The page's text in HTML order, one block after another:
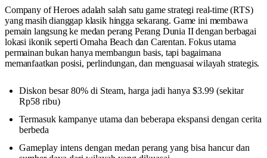
Company of Heroes adalah salah satu game strategi real-time (RTS)
yang masih dianggap klasik hingga sekarang. Game ini membawa
pemain langsung ke medan perang Perang Dunia II dengan berbagai
lokasi ikonik seperti Omaha Beach dan Carentan. Fokus utama
permainan bukan hanya membangun basis, tapi bagaimana
memanfaatkan posisi, perlindungan, dan menguasai wilayah strategis.
Diskon besar 80% di Steam, harga jadi hanya $3.99 (sekitar
Rp58 ribu)
Termasuk kampanye utama dan beberapa ekspansi dengan cerita
berbeda
Gameplay intens dengan medan perang yang bisa hancur dan